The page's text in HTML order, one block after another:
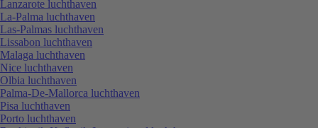
Lanzarote luchthaven
La-Palma luchthaven
Las-Palmas luchthaven
Lissabon luchthaven
Malaga luchthaven
Nice luchthaven
Olbia luchthaven
Palma-De-Mallorca luchthaven
Pisa luchthaven
Porto luchthaven